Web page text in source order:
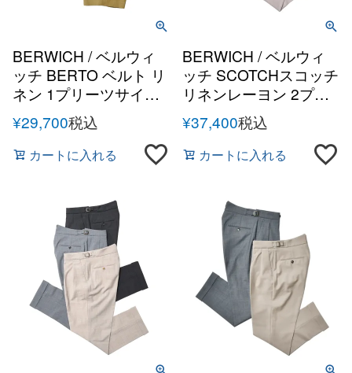
BERWICH / ベルウィ
ッチ BERTO ベルト リ
ネン 1プリーツサイド
アジャスターバックシ
ャーリングショートパ
ンツ
¥29,700税込
カートに入れる
BERWICH / ベルウィ
ッチ SCOTCHスコッチ
リネンレーヨン 2プリ
ーツサイドアジャスタ
ーテーパードパンツ
¥37,400税込
カートに入れる